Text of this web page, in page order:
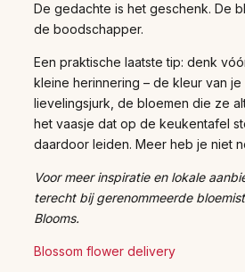
De gedachte is het geschenk. De
de boodschapper.
Een praktische laatste tip: denk
kleine herinnering – de kleur van je
lievelingsjurk, de bloemen die ze
het vaasje dat op de keukentafel
daardoor leiden. Meer heb je niet
Voor meer inspiratie en lokale
terecht bij gerenommeerde
Blooms.
Blossom flower delivery